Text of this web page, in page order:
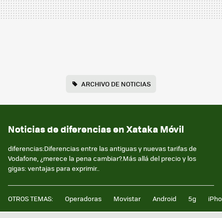
ARCHIVO DE NOTICIAS
Noticias de diferencias en Xataka Móvil
diferencias:Diferencias entre las antiguas y nuevas tarifas de
Vodafone, ¿merece la pena cambiar?.Más allá del precio y los
gigas: ventajas para exprimir..
OTROS TEMAS: Operadoras Movistar Android 5g